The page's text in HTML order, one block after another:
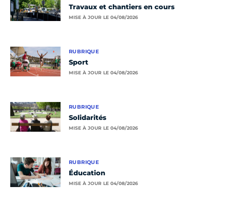
Travaux et chantiers en cours
MISE À JOUR LE 04/08/2026
RUBRIQUE
Sport
MISE À JOUR LE 04/08/2026
RUBRIQUE
Solidarités
MISE À JOUR LE 04/08/2026
RUBRIQUE
Éducation
MISE À JOUR LE 04/08/2026